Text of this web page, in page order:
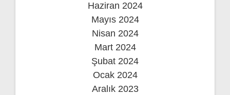
Haziran 2024
Mayıs 2024
Nisan 2024
Mart 2024
Şubat 2024
Ocak 2024
Aralık 2023